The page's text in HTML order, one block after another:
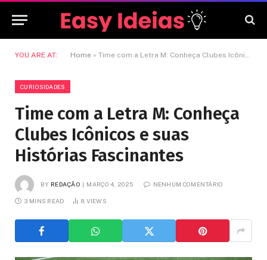
YOU ARE AT: Home » Time com a Letra M: Conheça Clubes Icônicos e suas Histórias Fascinantes
CURIOSIDADES
Time com a Letra M: Conheça
Clubes Icônicos e suas
Histórias Fascinantes
BY REDAÇÃO MARÇO 4, 2025 NENHUM COMENTÁRIO
3 MINS READ 8 VIEWS